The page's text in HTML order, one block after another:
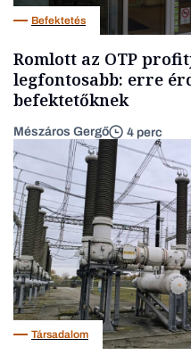
Befektetés
Romlott az OTP
legfontosabb: erre
befektetőknek
Mészáros Gergő 4 perc
Társadalom